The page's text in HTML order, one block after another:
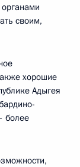
своим,
хорошие
Адыгея
более